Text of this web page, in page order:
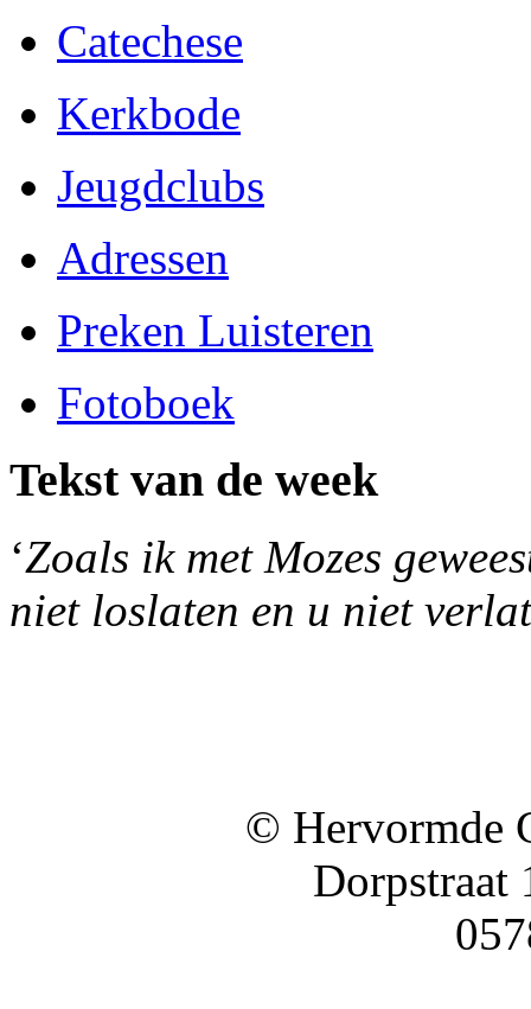
Catechese
Kerkbode
Jeugdclubs
Adressen
Preken Luisteren
Fotoboek
Tekst van de week
‘Zoals ik met Mozes
niet loslaten en u niet
© Hervormde
Dorpstraat